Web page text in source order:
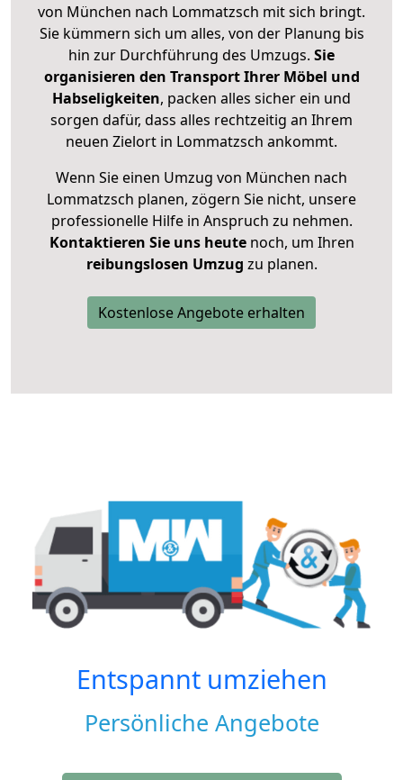
von München nach Lommatzsch mit sich bringt.
Sie kümmern sich um alles, von der Planung bis
hin zur Durchführung des Umzugs. Sie
organisieren den Transport Ihrer Möbel und
Habseligkeiten, packen alles sicher ein und
sorgen dafür, dass alles rechtzeitig an Ihrem
neuen Zielort in Lommatzsch ankommt.
Wenn Sie einen Umzug von München nach
Lommatzsch planen, zögern Sie nicht, unsere
professionelle Hilfe in Anspruch zu nehmen.
Kontaktieren Sie uns heutenoch, um Ihren
reibungslosen Umzug zu planen.
Kostenlose Angebote erhalten
Entspannt umziehen
Persönliche Angebote